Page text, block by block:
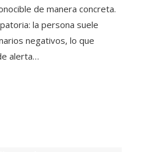
de manera concreta.
la persona suele
negativos, lo que
alerta…